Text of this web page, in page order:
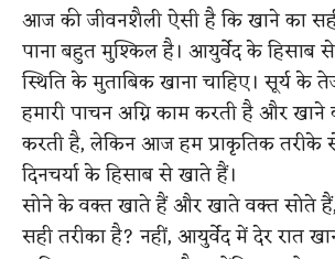
आज की जीवनशैली ऐसी है कि खाने का
पाना बहुत मुश्किल है। आयुर्वेद के हिसाब
स्थिति के मुताबिक खाना चाहिए। सूर्य के
हमारी पाचन अग्नि काम करती है और
करती है, लेकिन आज हम प्राकृतिक तरीके
दिनचर्या के हिसाब से खाते हैं।
सोने के वक्त खाते हैं और खाते वक्त सोते
सही तरीका है? नहीं, आयुर्वेद में देर रात